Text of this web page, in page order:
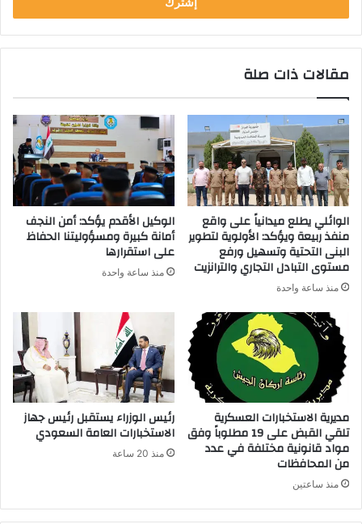
ب
ر
د
ا
ل
إ
ل
ك
ت
ر
و
ن
ي
مقالات ذات صلة
الوائلي يطلع ميدانياً على واقع
منفذ ربيعة ويؤكد: الأولوية لتطوير
البنى التحتية وتسهيل ورفع
مستوى التبادل التجاري والترانزيت
منذ ساعة واحدة
الوكيل الأقدم يؤكد: أمن النجف
أمانة كبيرة ومسؤوليتنا الحفاظ
على استقرارها
منذ ساعة واحدة
مديرية الاستخبارات العسكرية
تلقي القبض على 19 مطلوباً وفق
مواد قانونية مختلفة في عدد
من المحافظات
منذ ساعتين
رئيس الوزراء يستقبل رئيس جهاز
الاستخبارات العامة السعودي
منذ 20 ساعة